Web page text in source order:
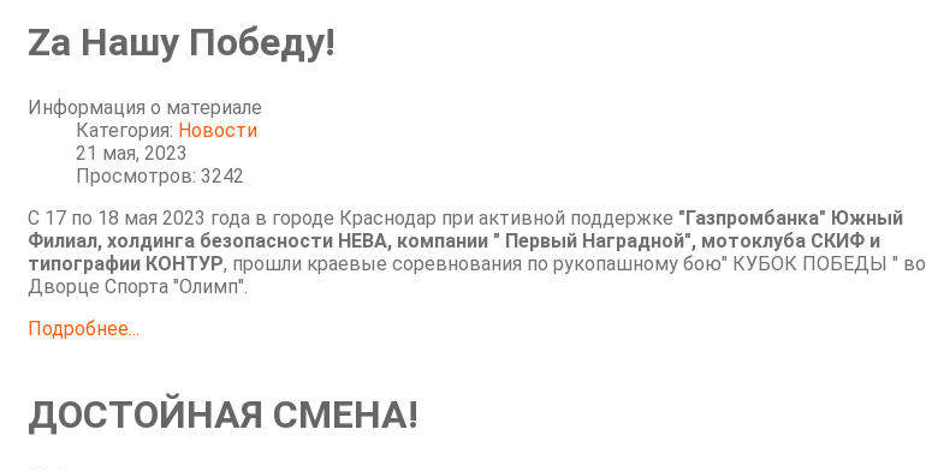
Zа Нашу Победу!
Информация о материале
Категория: Новости
21 мая, 2023
Просмотров: 3242
С 17 по 18 мая 2023 года в городе Краснодар при активной поддержке "Газпромбанка" Южный
Филиал, холдинга безопасности НЕВА, компании " Первый Наградной", мотоклуба СКИФ и
типографии КОНТУР, прошли краевые соревнования по рукопашному бою" КУБОК ПОБЕДЫ " во
Дворце Спорта "Олимп".
Подробнее...
ДОСТОЙНАЯ СМЕНА!